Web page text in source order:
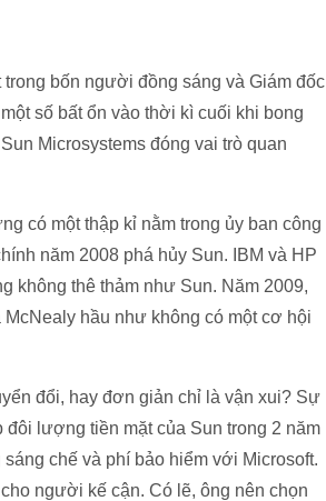
bốn người đồng sáng và Giám đốc
số bất ổn vào thời kì cuối khi bong
Microsystems đóng vai trò quan
có một thập kỉ nằm trong ủy ban công
năm 2008 phá hủy Sun. IBM và HP
không thê thảm như Sun. Năm 2009,
hầu như không có một cơ hội
đổi, hay đơn giản chỉ là vận xui? Sự
lượng tiền mặt của Sun trong 2 năm
chế và phí bảo hiểm với Microsoft.
người kế cận. Có lẽ, ông nên chọn